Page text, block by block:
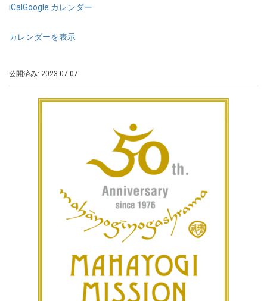
iCal Google カレンダー
カレンダーを表示
公開済み: 2023-07-07